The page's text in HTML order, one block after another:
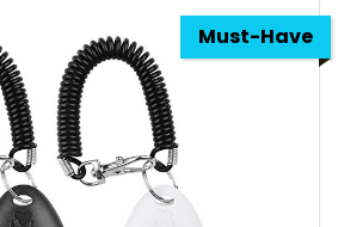
Must-Have